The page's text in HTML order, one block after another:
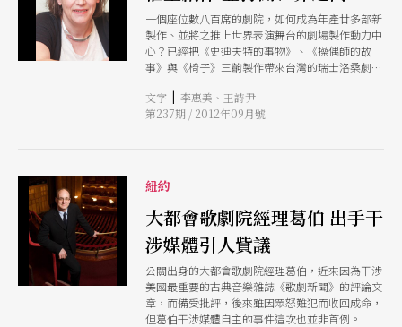
一個座位數八百席的劇院，如何成為年產廿多部新
製作、並將之推上世界表演舞台的劇場製作動力中
心？已經把《史迪夫特的事物》、《操偶師的故
事》與《椅子》三齣製作帶來台灣的瑞士洛桑劇院
演出期間，接受本刊專訪，一談洛桑劇院如何讓一
個製作從無到有、與藝術家如何合作、如何尋找共
文字 | 李惠美、王詩尹
第237期 / 2012年09月號
紐約
大都會歌劇院經理葛伯 出手干
涉媒體引人貲議
公關出身的大都會歌劇院經理葛伯，近來因為干涉
美國最重要的古典音樂雜誌《歌劇新聞》的評論文
章，而備受批評，後來雖因眾怒難犯而收回成命，
但葛伯干涉媒體自主的事件這次也並非首例。